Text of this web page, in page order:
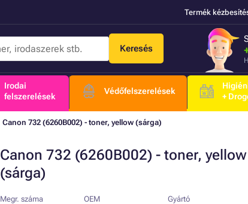
Termék
Keresés
Irodai
felszerelések
Védőfelszerelések
+
Canon 732 (6260B002) - toner, yellow (sárga)
Canon 732 (6260B002) - toner, yellow
(sárga)
Megr. száma
OEM
Gyártó